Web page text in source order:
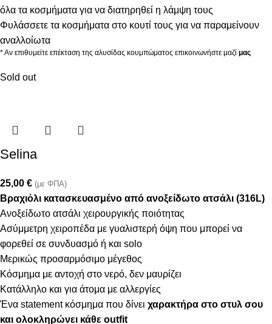
όλα τα κοσμήματα για να διατηρηθεί η λάμψη τους
Φυλάσσετε τα κοσμήματα στο κουτί τους για να παραμείνουν
αναλλοίωτα
* Αν επιθυμείτε επέκταση της αλυσίδας κουμπώματος επικοινωνήστε μαζί μας
Sold out
Selina
25,00 € (με ΦΠΑ)
Βραχιόλι κατασκευασμένο από ανοξείδωτο ατσάλι (316L)
Ανοξείδωτο ατσάλι χειρουργικής ποιότητας
Ασύμμετρη χειροπέδα με γυαλιστερή όψη που μπορεί να
φορεθεί σε συνδυασμό ή και solo
Μερικώς προσαρμόσιμο μέγεθος
Κόσμημα με αντοχή στο νερό, δεν μαυρίζει
Κατάλληλο και για άτομα με αλλεργίες
Ένα statement κόσμημα που δίνει χαρακτήρα στο στυλ σου
και ολοκληρώνει κάθε outfit